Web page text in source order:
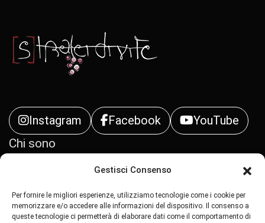
Gestisci Consenso
Per fornire le migliori esperienze, utilizziamo tecnologie come i cookie per
memorizzare e/o accedere alle informazioni del dispositivo. Il consenso a
queste tecnologie ci permetterà di elaborare dati come il comportamento di
Instagram Facebook
YouTube
Chi sono
Privacy Policy